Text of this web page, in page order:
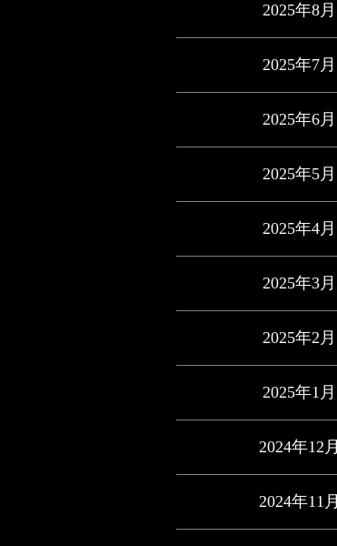
2025年8月
2025年7月
2025年6月
2025年5月
2025年4月
2025年3月
2025年2月
2025年1月
2024年12月
2024年11月